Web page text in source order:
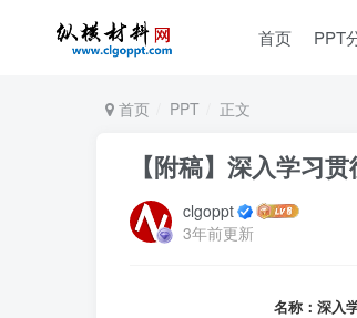
首页 PPT
首页 PPT 正文
【附稿】深入学习
clgoppt
3年前更新
名称：深入